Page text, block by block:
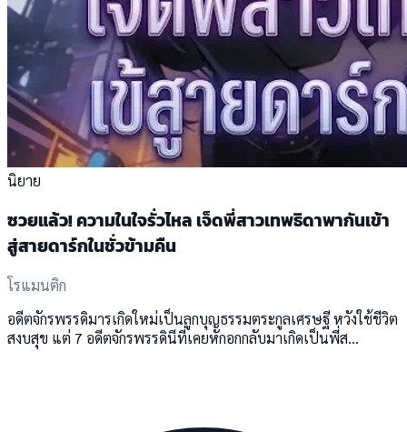
นิยาย
ซวยแล้ว! ความในใจรั่วไหล เจ็ดพี่สาวเทพธิดาพากันเข้า
สู่สายดาร์กในชั่วข้ามคืน
โรแมนติก
อดีตจักรพรรดิมารเกิดใหม่เป็นลูกบุญธรรมตระกูลเศรษฐี หวังใช้ชีวิต
สงบสุข แต่ 7 อดีตจักรพรรดินีที่เคยหักอกกลับมาเกิดเป็นพี่ส...